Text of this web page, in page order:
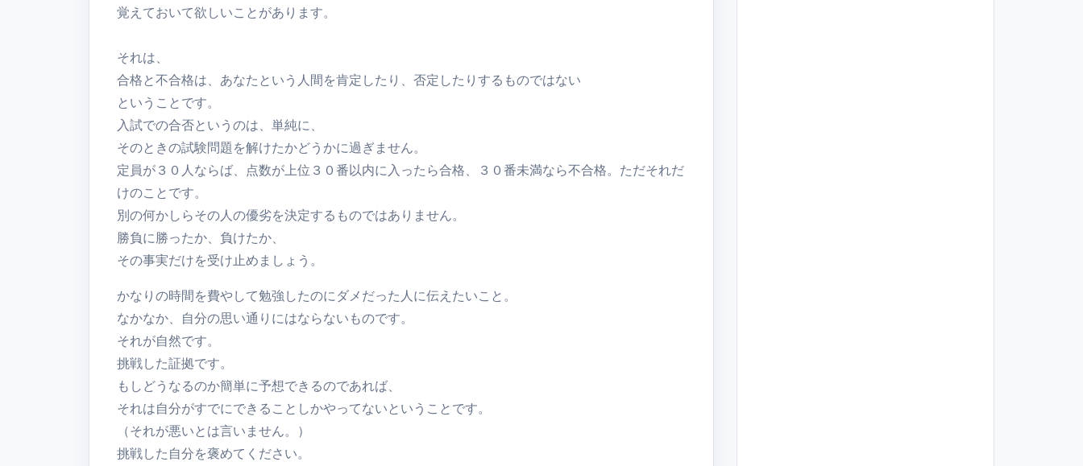
覚えておいて欲しいことがあります。
それは、
合格と不合格は、あなたという人間を肯定したり、否定したりするものではない
ということです。
入試での合否というのは、単純に、
そのときの試験問題を解けたかどうかに過ぎません。
定員が３０人ならば、点数が上位３０番以内に入ったら合格、３０番未満なら不合格。ただそれだ
けのことです。
別の何かしらその人の優劣を決定するものではありません。
勝負に勝ったか、負けたか、
その事実だけを受け止めましょう。
かなりの時間を費やして勉強したのにダメだった人に伝えたいこと。
なかなか、自分の思い通りにはならないものです。
それが自然です。
挑戦した証拠です。
もしどうなるのか簡単に予想できるのであれば、
それは自分がすでにできることしかやってないということです。
（それが悪いとは言いません。）
挑戦した自分を褒めてください。